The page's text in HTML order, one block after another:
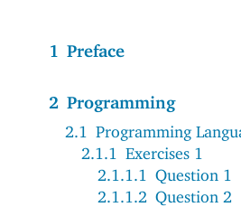
1 Preface
2 Programming
2.1 Programming
2.1.1 Exercises 1
2.1.1.1 Question 1
2.1.1.2 Question 2